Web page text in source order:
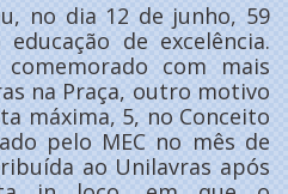
no dia 12 de junho, 59
de excelência.
com mais
na Praça, outro motivo
máxima, 5, no Conceito
pelo MEC no mês de
ao Unilavras após